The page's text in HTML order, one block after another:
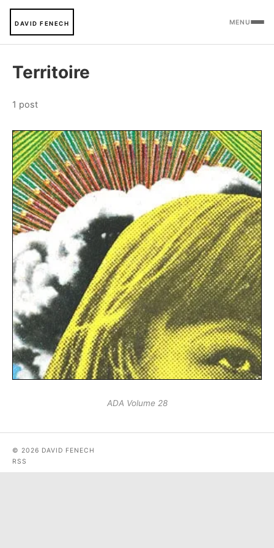
DAVID FENECH MENU
Territoire
1 post
ADA Volume 28
© 2026 DAVID FENECH
RSS